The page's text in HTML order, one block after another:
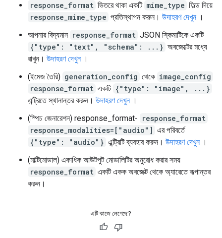
response_format ভিতরে থাকা একটি mime_type ফিল্ড দিয়ে
response_mime_type প্রতিস্থাপন করুন। উদাহরণ দেখুন।
আপনার বিদ্যমান response_format JSON স্কিমাটিকে একটি
{"type": "text", "schema": ...} অবজেক্টের মধ্যে
রাখুন। উদাহরণ দেখুন।
(ইমেজ তৈরি) generation_config থেকে image_config
response_format একটি {"type": "image", ...}
এন্ট্রিতে স্থানান্তর করুন। উদাহরণ দেখুন।
(স্পিচ জেনারেশন) response_format- response_format
response_modalities=["audio"] এর পরিবর্তে
{"type": "audio"} এন্ট্রিটি ব্যবহার করুন। উদাহরণ দেখুন।
(মাল্টিমোডাল) একাধিক আউটপুট মোডালিটির অনুরোধ করার সময়
response_format একটি একক অবজেক্ট থেকে অ্যারেতে রূপান্তর
করুন।
এটি কাজে লেগেছে?